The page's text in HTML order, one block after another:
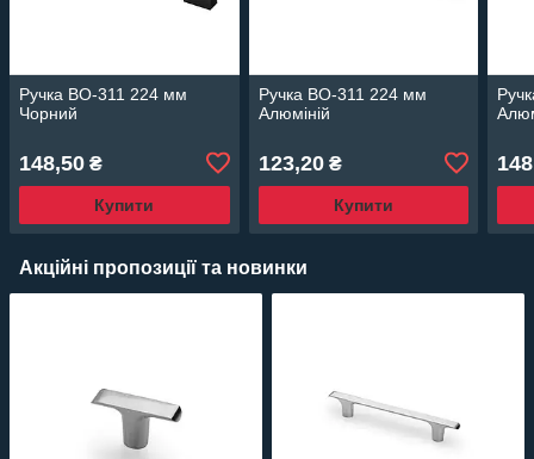
Ручка BO-311 224 мм
Чорний
148,50 ₴
Купити
Ручка BO-311 224 мм
Алюміній
123,20₴
Купити
Акційні пропозиції та новинки